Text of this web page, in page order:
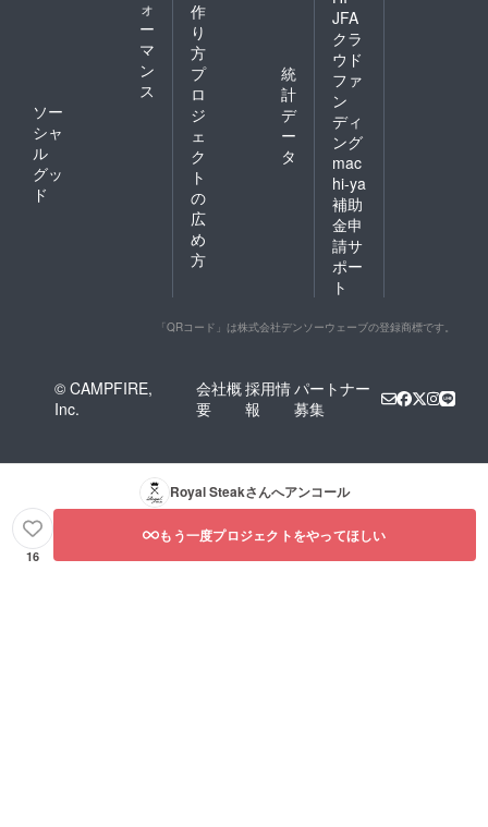
ォ
ー
マ
ン
ス
ソー
シャ
ル
グッ
ド
作
り
方
プ
ロ
ジ
ェ
ク
ト
の
広
め
方
統
計
デ
ー
タ
JFA
クラ
ウド
ファ
ン
ディ
ング
mac
hi-ya
補助
金申
請サ
ポー
ト
「QRコード」は株式会社デンソーウェーブの登録商標です。
© CAMPFIRE,
Inc.
会社概
要
採用情
報
パートナー
募集
Royal Steakさんへアンコール
16
もう一度プロジェクトをやってほしい